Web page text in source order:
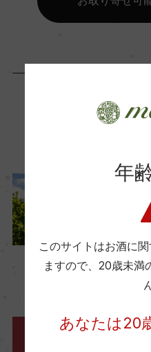
コンクール入賞歴
ー
国内ワイン専門誌評価歴
ー
ー
この商品
年
このサイトはお酒に
ますので、 20歳未満
あなたは20